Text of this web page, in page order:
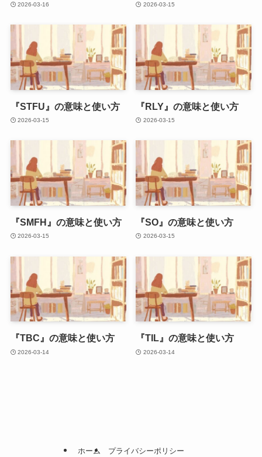
2026-03-16 2026-03-15
『STFU』の意味と使い方
2026-03-15
『RLY』の意味と使い方
2026-03-15
『SMFH』の意味と使い方
2026-03-15
『SO』の意味と使い方
2026-03-15
『TBC』の意味と使い方
2026-03-14
『TIL』の意味と使い方
2026-03-14
ホーム プライバシーポリシー